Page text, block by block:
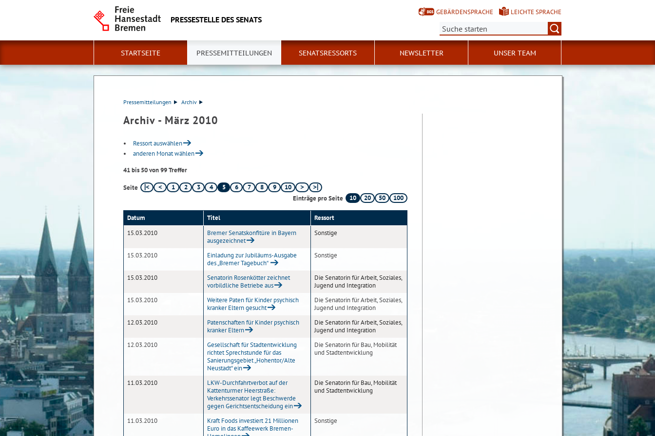
PRESSESTELLE DES SENATS
GEBÄRDENSPRACHE
LEICHTE SPRACHE
Suche:
STARTSEITE PRESSEMITTEILUNGEN SENATSRESSORTS NEWSLETTER UNSER TEAM
Pressemitteilungen Archiv
Archiv - März 2010
Ressort auswählen
anderen Monat wählen
41 bis 50 von 99 Treffer
Seite 1 2 3 4 5 6 7 8 9
10
Einträge pro Seite
10 20 50 100
Datum Titel
Ressort
15.03.2010
Bremer Senatskonfitüre in Bayern
ausgezeichnet
Sonstige
15.03.2010
Einladung zur Jubiläums-Ausgabe
des „Bremer Tagebuch“
Sonstige
15.03.2010
Senatorin Rosenkötter zeichnet
vorbildliche Betriebe aus
Die Senatorin für Arbeit, Soziales,
Jugend und Integration
15.03.2010
Weitere Paten für Kinder psychisch
kranker Eltern gesucht
Die Senatorin für Arbeit, Soziales,
Jugend und Integration
12.03.2010
Patenschaften für Kinder psychisch
kranker Eltern
Die Senatorin für Arbeit, Soziales,
Jugend und Integration
12.03.2010
Gesellschaft für Stadtentwicklung
richtet Sprechstunde für das
Sanierungsgebiet „Hohentor/Alte
Neustadt“ ein
Die Senatorin für Bau, Mobilität
und Stadtentwicklung
11.03.2010
LKW-Durchfahrtverbot auf der
Kattenturmer Heerstraße:
Verkehrssenator legt Beschwerde
gegen Gerichtsentscheidung ein
Die Senatorin für Bau, Mobilität
und Stadtentwicklung
11.03.2010
Kraft Foods investiert 21 Millionen
Euro in das Kaffeewerk Bremen-
Sonstige